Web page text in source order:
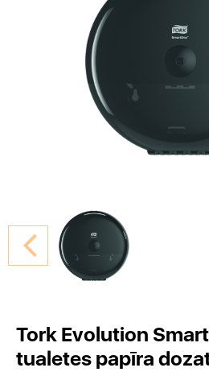
Tork Evolution
tualetes papīra